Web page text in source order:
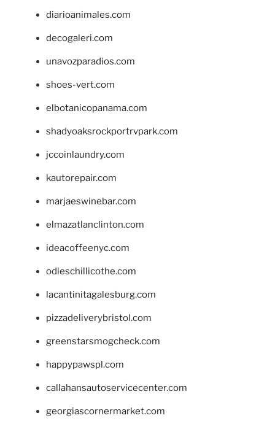
diarioanimales.com
decogaleri.com
unavozparadios.com
shoes-vert.com
elbotanicopanama.com
shadyoaksrockportrvpark.com
jccoinlaundry.com
kautorepair.com
marjaeswinebar.com
elmazatlanclinton.com
ideacoffeenyc.com
odieschillicothe.com
lacantinitagalesburg.com
pizzadeliverybristol.com
greenstarsmogcheck.com
happypawspl.com
callahansautoservicecenter.com
georgiascornermarket.com